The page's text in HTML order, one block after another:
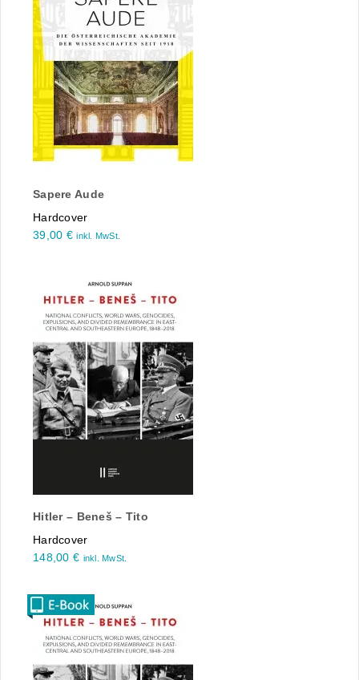
Sapere Aude
Hardcover
39,00 € inkl. MwSt.
Hitler – Beneš – Tito
Hardcover
148,00 € inkl. MwSt.